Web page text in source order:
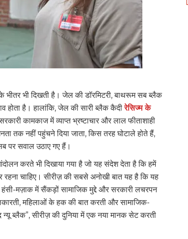
भी दिखती है। जेल की डॉरमिटरी, बाथरूम सब ब्लैक
होता है। हालांकि, जेल की सारी ब्लैक कैदीरेसिज्म के
कामकाज में व्याप्त भ्रष्टाचार और लाल फीताशाही
तक नहीं पहुंचने दिया जाता, किस तरह घोटाले होते हैं,
पर सवाल उठाए गए हैं।
करते भी दिखाया गया है जो यह संदेश देता है कि हमें
चाहिए। सीरीज़ की सबसे अनोखी बात यह है कि यह
हंसी-मज़ाक में सैंकड़ों सामाजिक मुद्दे और सरकारी लचरपन
महिलाओं के हक की बात करती और सामाजिक-
ब्लैक”, सीरीज़ की दुनिया में एक नया मानक सेट करती